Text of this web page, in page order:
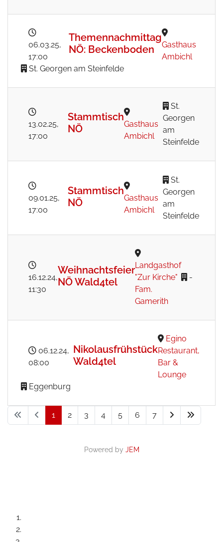
06.03.25,
17:00
Themennachmittag
NÖ: Beckenboden
Gasthaus
Ambichl
St. Georgen am Steinfelde
13.02.25,
17:00
Stammtisch
NÖ
Gasthaus
Ambichl
St.
Georgen
am
Steinfelde
09.01.25,
17:00
Stammtisch
NÖ
Gasthaus
Ambichl
St.
Georgen
am
Steinfelde
16.12.24,
11:30
Weihnachtsfeier
NÖ Wald4tel
Landgasthof
"Zur Kirche"
Fam.
Gamerith
-
06.12.24,
08:00
Nikolausfrühstück
Wald4tel
Egino
Restaurant,
Bar &
Lounge
Eggenburg
1 2 3 4 5 6 7
Powered by JEM